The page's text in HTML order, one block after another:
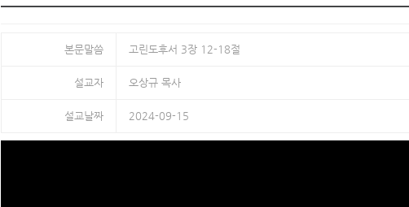
본문말씀 고린도후서 3장 12-18절
설교자 오상규 목사
설교날짜 2024-09-15